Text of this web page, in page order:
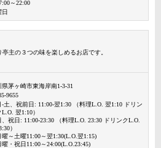
～22:00
日
主の３つの味を楽しめるお店です。
県茅ヶ崎市東海岸南1-3-31
9655
-土、祝前日: 11:00-翌1:30 （料理L.O. 翌1:10 ドリン
L.O. 翌1:10）
、祝日: 11:00-23:30 （料理L.O. 23:30 ドリンクL.O.
）
曜～土曜11:00～翌1:30(L.O.翌1:15)
曜・祝日11:00～24:00(L.O.23:45)